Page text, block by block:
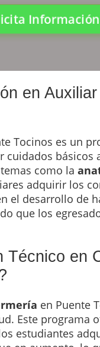
Información
en
Tocinos es un
como la
adquirir los
el desarrollo de
que los
en
en Puente
Este programa
estudiantes